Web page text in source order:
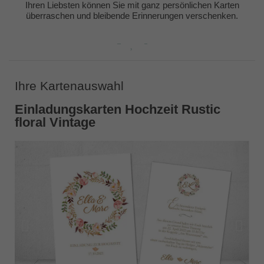
Ihren Liebsten können Sie mit ganz persönlichen Karten
überraschen und bleibende Erinnerungen verschenken.
Ihre Kartenauswahl
Einladungskarten Hochzeit Rustic
floral Vintage